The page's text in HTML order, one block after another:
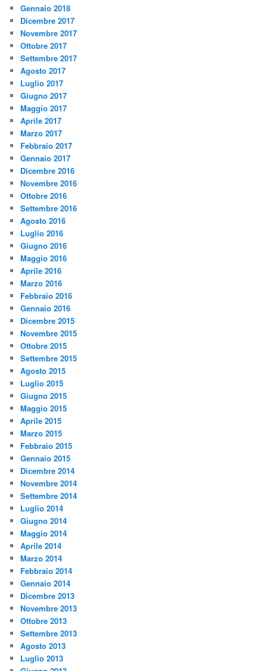
Gennaio 2018
Dicembre 2017
Novembre 2017
Ottobre 2017
Settembre 2017
Agosto 2017
Luglio 2017
Giugno 2017
Maggio 2017
Aprile 2017
Marzo 2017
Febbraio 2017
Gennaio 2017
Dicembre 2016
Novembre 2016
Ottobre 2016
Settembre 2016
Agosto 2016
Luglio 2016
Giugno 2016
Maggio 2016
Aprile 2016
Marzo 2016
Febbraio 2016
Gennaio 2016
Dicembre 2015
Novembre 2015
Ottobre 2015
Settembre 2015
Agosto 2015
Luglio 2015
Giugno 2015
Maggio 2015
Aprile 2015
Marzo 2015
Febbraio 2015
Gennaio 2015
Dicembre 2014
Novembre 2014
Settembre 2014
Luglio 2014
Giugno 2014
Maggio 2014
Aprile 2014
Marzo 2014
Febbraio 2014
Gennaio 2014
Dicembre 2013
Novembre 2013
Ottobre 2013
Settembre 2013
Agosto 2013
Luglio 2013